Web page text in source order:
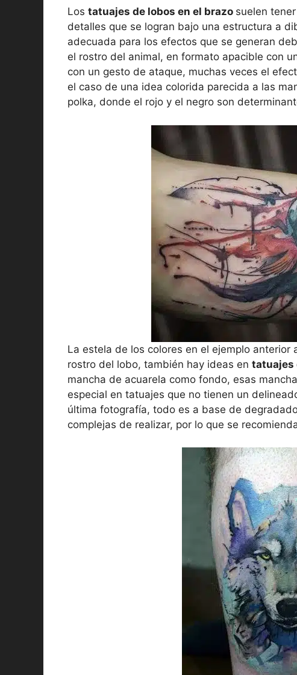
Los tatuajes de lobos en el brazo suelen
detalles que se logran bajo una estructura a
adecuada para los efectos que se generan
el rostro del animal, en formato apacible con
con un gesto de ataque, muchas veces el
el caso de una idea colorida parecida a las
polka, donde el rojo y el negro son
La estela de los colores en el ejemplo
rostro del lobo, también hay ideas en tatuajes
mancha de acuarela como fondo, esas
especial en tatuajes que no tienen un
última fotografía, todo es a base de
complejas de realizar, por lo que se